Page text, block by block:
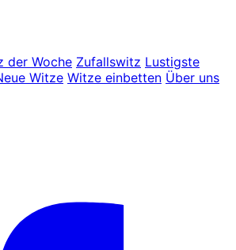
der Woche Zufallswitz Lustigste
Witze Witze einbetten Über uns